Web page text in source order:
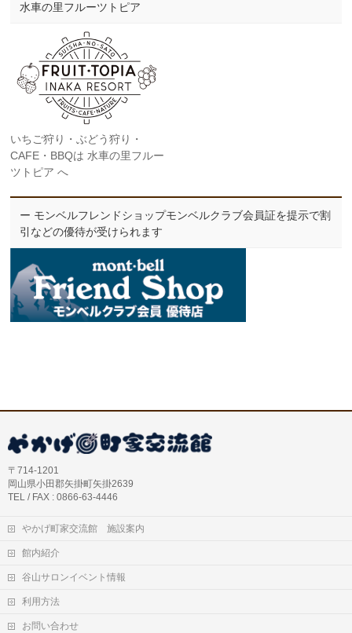
水車の里フルーツトピア
いちご狩り・ぶどう狩り・
CAFE・BBQは 水車の里フルー
ツトピア へ
ー モンベルフレンドショップモンベルクラブ会員証を提示で割
引などの優待が受けられます
〒714-1201
岡山県小田郡矢掛町矢掛2639
TEL / FAX : 0866-63-4446
やかげ町家交流館 施設案内
館内紹介
谷山サロンイベント情報
利用方法
お問い合わせ